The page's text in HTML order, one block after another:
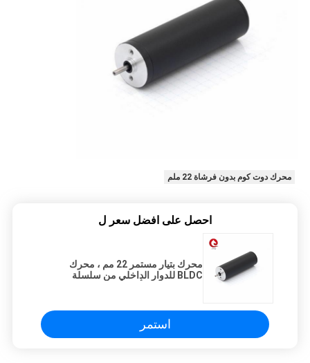
محرك دوت كوم بدون فرشاة 22 ملم
احصل على افضل سعر ل
محرك بتيار مستمر 22 مم ، محرك
BLDC للدوار الداخلي من سلسلة
استمر